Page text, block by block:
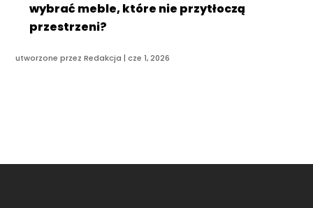
wybrać meble, które nie przytłoczą
przestrzeni?
utworzone przezRedakcja |cze 1, 2026